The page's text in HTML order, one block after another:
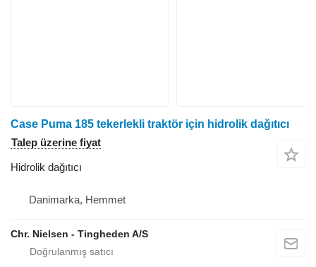
Case Puma 185 tekerlekli traktör için hidrolik dağıtıcı
Talep üzerine fiyat
Hidrolik dağıtıcı
Danimarka, Hemmet
Chr. Nielsen - Tingheden A/S